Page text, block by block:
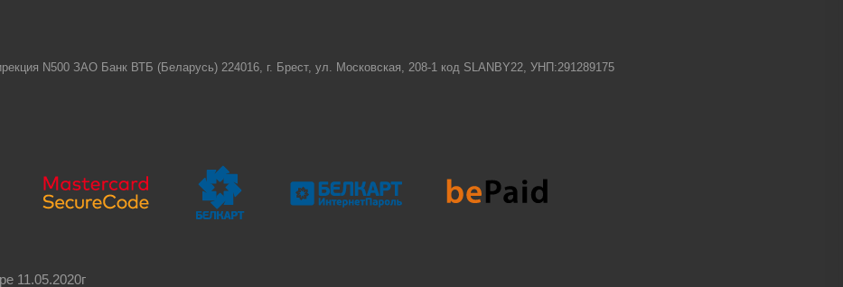
N500 ЗАО Банк ВТБ (Беларусь) 224016, г. Брест, ул. Московская, 208-1 код SLANBY22, УНП:291289175
11.05.2020г